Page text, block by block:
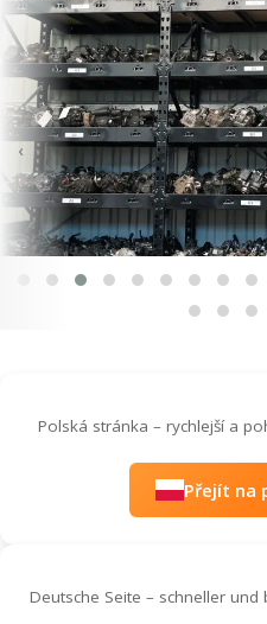
‹
Polská stránka – rychlejší a
Přejít na
Deutsche Seite – schneller